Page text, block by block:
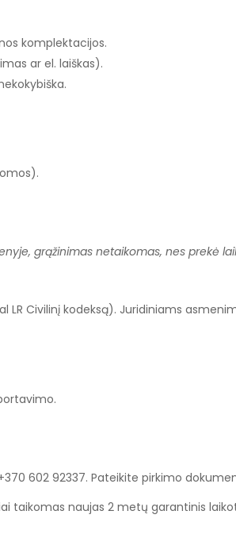
komplektacijos.
ar el. laiškas).
grąžinimas netaikomas, nes prekė
LR Civilinį kodeksą). Juridiniams
602 92337. Pateikite pirkimo
taikomas naujas 2 metų garantinis